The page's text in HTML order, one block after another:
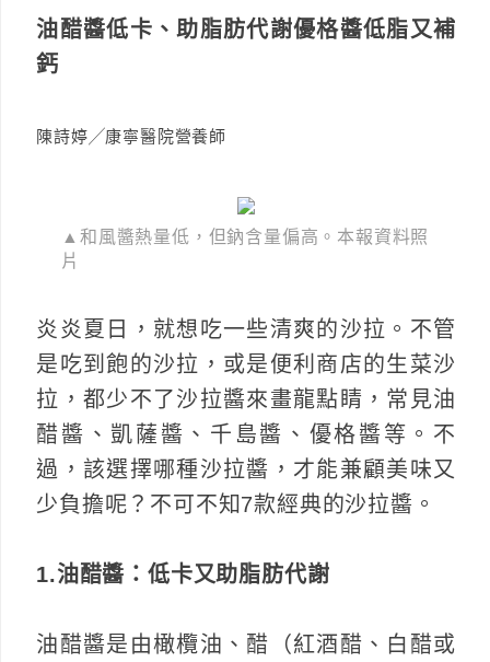
油醋醬低卡、助脂肪代謝優格醬低脂又補
鈣
陳詩婷╱康寧醫院營養師
▲和風醬熱量低，但鈉含量偏高。本報資料照
片
炎炎夏日，就想吃一些清爽的沙拉。不管
是吃到飽的沙拉，或是便利商店的生菜沙
拉，都少不了沙拉醬來畫龍點睛，常見油
醋醬、凱薩醬、千島醬、優格醬等。不
過，該選擇哪種沙拉醬，才能兼顧美味又
少負擔呢？不可不知7款經典的沙拉醬。
1.油醋醬：低卡又助脂肪代謝
油醋醬是由橄欖油、醋（紅酒醋、白醋或